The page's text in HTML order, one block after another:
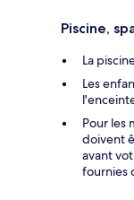
Piscine,
La
Les
Pour les
doivent
avant
fournies